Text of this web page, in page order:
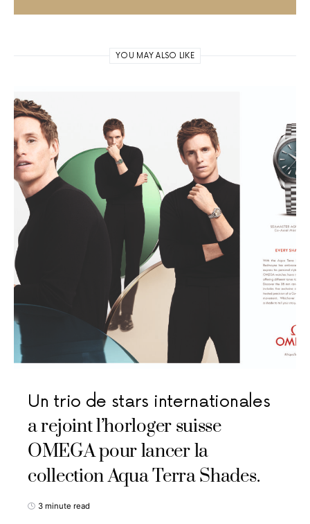
YOU MAY ALSO LIKE
Un trio de stars internationales
a rejoint l’horloger suisse
OMEGA pour lancer la
collection Aqua Terra Shades.
3 minute read